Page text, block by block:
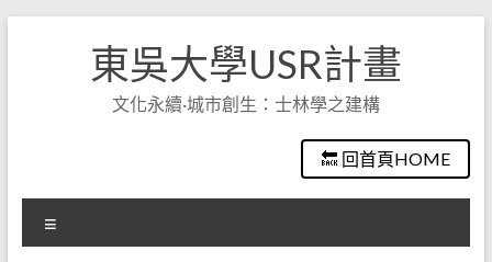
東吳大學USR計畫
文化永續·城市創生：士林學之建構
🔙 回首頁HOME
單